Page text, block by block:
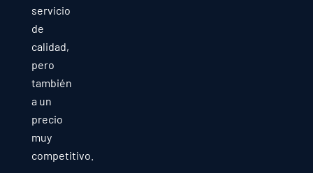
servicio
de
calidad,
pero
también
a un
precio
muy
competitivo.